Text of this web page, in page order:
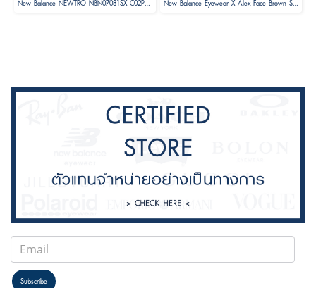
New Balance NEWTRO NBN07081SX C02P Size 58 ( Limited Edition ) New Balance Eyewear X Alex Face Brown Sunglasses Limited Edition
Subscribe